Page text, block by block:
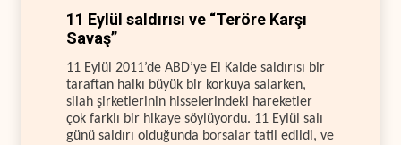
11 Eylül saldırısı ve “Teröre Karşı
Savaş”
11 Eylül 2011’de ABD’ye El Kaide saldırısı bir
taraftan halkı büyük bir korkuya salarken,
silah şirketlerinin hisselerindeki hareketler
çok farklı bir hikaye söylüyordu. 11 Eylül salı
günü saldırı olduğunda borsalar tatil edildi, ve